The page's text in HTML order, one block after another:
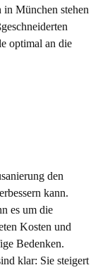
in München stehen
optimal an die
den
kann.
es um die
Kosten und
Bedenken.
klar: Sie steigert